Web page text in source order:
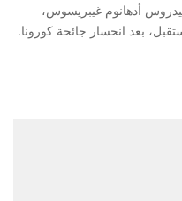
أدهانوم غيبريسوس،
بعد انحسار جائحة كورونا.